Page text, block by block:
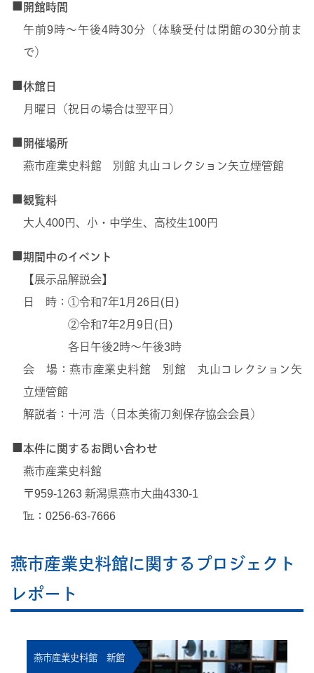
■開館時間
午前9時～午後4時30分（体験受付は閉館の30分前ま
で）
■休館日
月曜日（祝日の場合は翌平日）
■開催場所
燕市産業史料館 別館 丸山コレクション矢立煙管館
■観覧料
大人400円、小・中学生、高校生100円
■期間中のイベント
【展示品解説会】
日 時：①令和7年1月26日(日)
②令和7年2月9日(日)
各日午後2時～午後3時
会 場：燕市産業史料館 別館 丸山コレクション矢
立煙管館
解説者：十河 浩（日本美術刀剣保存協会会員）
■本件に関するお問い合わせ
燕市産業史料館
〒959-1263 新潟県燕市大曲4330-1
℡：0256-63-7666
燕市産業史料館に関するプロジェクト
レポート
燕市産業史料館 新館